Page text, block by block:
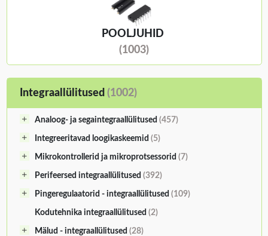
POOLJUHID
(1003)
Integraallülitused (1002)
Analoog- ja segaintegraallülitused (457)
Integreeritavad loogikaskeemid (5)
Mikrokontrollerid ja mikroprotsessorid (7)
Perifeersed integraallülitused (392)
Pingeregulaatorid - integraallülitused (109)
Kodutehnika integraallülitused (2)
Mälud - integraallülitused (28)